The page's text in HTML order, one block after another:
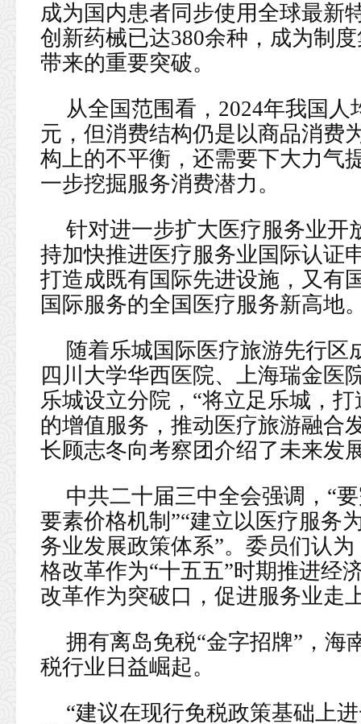
成为国内患者同步使用全球最新
创新药械已达380余种，成为制
带来的重要突破。
从全国范围看，2024年我国
元，但消费结构仍是以商品消费
构上的不平衡，还需要下大力气
一步挖掘服务消费潜力。
针对进一步扩大医疗服务业开
持加快推进医疗服务业国际认证
打造成既有国际先进设施，又有
国际服务的全国医疗服务新高地
随着乐城国际医疗旅游先行
四川大学华西医院、上海瑞金医
乐城设立分院，“将立足乐城，
的增值服务，推动医疗旅游融合
长顾志冬向考察团介绍了未来发
中共二十届三中全会强调，“
要素价格机制”“建立以医疗服务
务业发展政策体系”。委员们认
格改革作为“十五五”时期推进经
改革作为突破口，促进服务业走
拥有离岛免税“金字招牌”，海
税行业日益崛起。
“建议在现行免税政策基础上